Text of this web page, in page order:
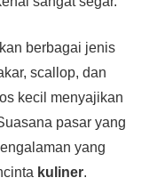
berbagai jenis
scallop, dan
kecil menyajikan
pasar yang
yang
kuliner.